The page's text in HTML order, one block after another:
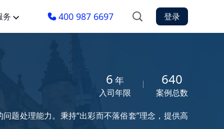
务 400 987 6697 登录
6 年
入司年限
640
案例总数
题处理能力。秉持“出彩而不落俗套”理念，提供高